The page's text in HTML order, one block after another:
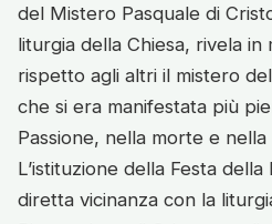
del Mistero Pasquale di
liturgia della Chiesa, rivela in
rispetto agli altri il mistero
che si era manifestata più
Passione, nella morte e
L’istituzione della Festa
diretta vicinanza con la